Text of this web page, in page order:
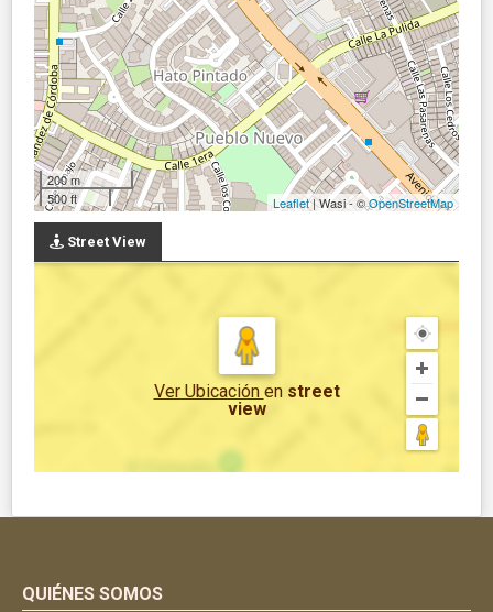
200 m
500 ft
Leaflet| Wasi - ©OpenStreetMap
Street View
Ver Ubicación en street
view
QUIÉNES SOMOS